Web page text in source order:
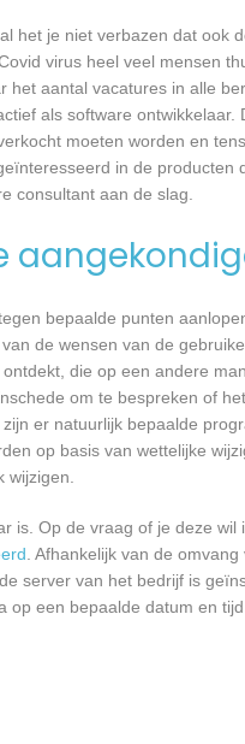
het je niet verbazen dat ook
virus heel veel mensen
het aantal vacatures in alle
als software ontwikkelaar.
moeten worden en
in de producten
consultant aan de slag.
bepaalde punten
de wensen van de
die op een andere
om te bespreken of
er natuurlijk bepaalde
op basis van wettelijke
is. Op de vraag of je deze wil
. Afhankelijk van de
server van het bedrijf is
op een bepaalde datum en